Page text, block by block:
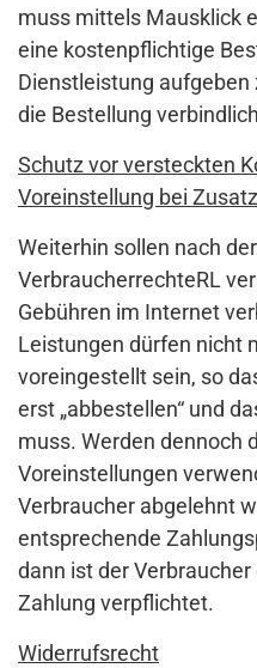
muss mittels Mausklick
eine kostenpflichtige
Dienstleistung aufgeben
die Bestellung
Schutz vor versteckten
Voreinstellung bei
Weiterhin sollen nach
VerbraucherrechteRL
Gebühren im Internet
Leistungen dürfen nicht
voreingestellt sein, so
erst „abbestellen“ und
muss. Werden dennoch
Voreinstellungen
Verbraucher abgelehnt
entsprechende
dann ist der
Zahlung verpflichtet.
Widerrufsrecht